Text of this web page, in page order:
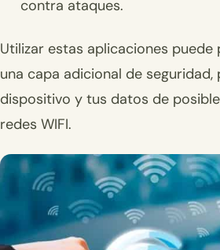
contra ataques.
Utilizar estas aplicaciones
una capa adicional de
dispositivo y tus datos de
redes WIFI.